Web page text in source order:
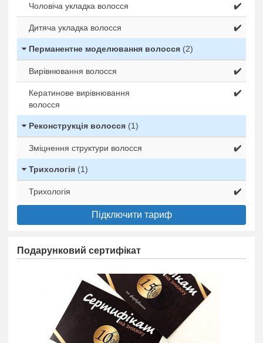
Чоловіча укладка волосся ✔️
Дитяча укладка волосся ✔️
Перманентне моделювання волосся (2)
Вирівнювання волосся ✔️
Кератинове вирівнювання
волосся
✔️
Реконструкція волосся (1)
Зміцнення структури волосся ✔️
Трихологія (1)
Трихологія ✔️
Підключити тариф
Подарунковий сертифікат